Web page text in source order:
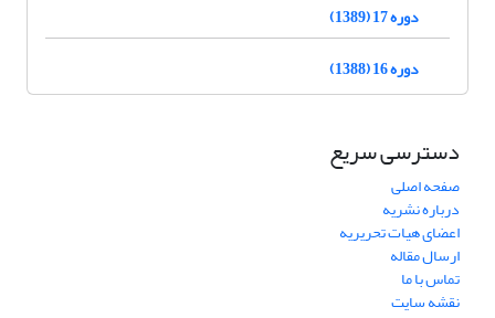
دوره 17 (1389)
دوره 16 (1388)
دسترسی سریع
صفحه اصلی
درباره نشریه
اعضای هیات تحریریه
ارسال مقاله
تماس با ما
نقشه سایت